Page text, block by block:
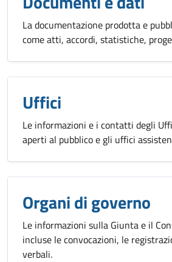
La documentazione prodotta e
come atti, accordi, statistiche,
Uffici
Le informazioni e i contatti degli
aperti al pubblico e gli uffici
Organi di governo
Le informazioni sulla Giunta e il
incluse le convocazioni, le
verbali.